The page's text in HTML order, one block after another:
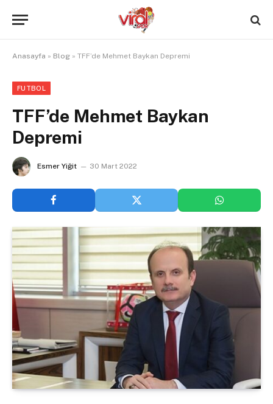
Anasayfa » Blog » TFF’de Mehmet Baykan Depremi
FUTBOL
TFF’de Mehmet Baykan
Depremi
Esmer Yiğit 30 Mart 2022